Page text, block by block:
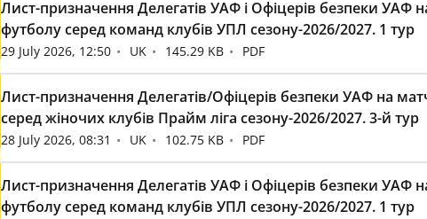
Лист-призначення Делегатів УАФ і Офіцерів безпеки УАФ
футболу серед команд клубів УПЛ сезону-2026/2027. 1 тур
29 July 2026, 12:50 UK 145.29 KB PDF
Лист-призначення Делегатів/Офіцерів безпеки УАФ на
серед жіночих клубів Прайм ліга сезону-2026/2027. 3-й тур
28 July 2026, 08:31 UK 102.75 KB PDF
Лист-призначення Делегатів УАФ і Офіцерів безпеки УАФ
футболу серед команд клубів УПЛ сезону-2026/2027. 1 тур